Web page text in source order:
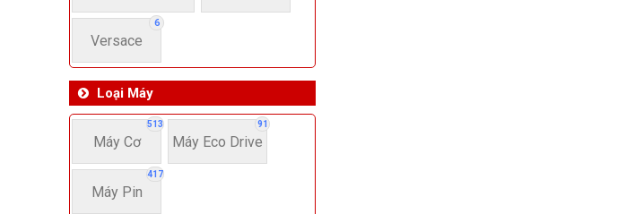
6
Versace
Loại Máy
513
Máy Cơ
91
Máy Eco Drive
417
Máy Pin